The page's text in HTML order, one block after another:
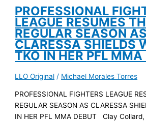
PROFESSIONAL
LEAGUE RESUMES
REGULAR SEASON
CLARESSA SHIELDS
TKO IN HER PFL MMA
LLO Original / Michael Morales Torres
PROFESSIONAL FIGHTERS LEAGUE
REGULAR SEASON AS CLARESSA
IN HER PFL MMA DEBUT Clay